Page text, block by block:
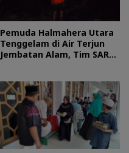
Pemuda Halmahera Utara
Tenggelam di Air Terjun
Jembatan Alam, Tim SAR